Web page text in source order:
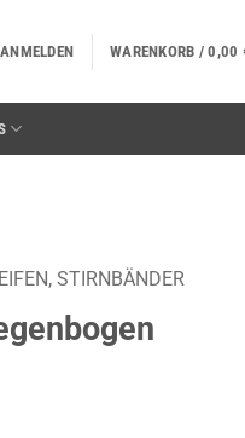
ANMELDEN WARENKORB /0,00
STIRNBÄNDER